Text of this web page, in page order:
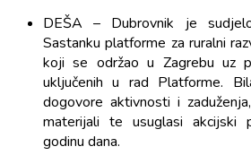
DEŠA – Dubrovnik je
Sastanku platforme za ruralni
koji se održao u Zagrebu uz
uključenih u rad Platforme.
dogovore aktivnosti i
materijali te usuglasi akcijski
godinu dana.